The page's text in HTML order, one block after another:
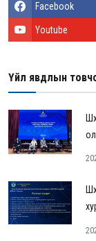
Facebook
Youtube
Үйл явдлын